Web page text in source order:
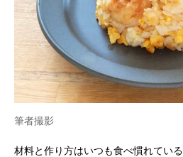
筆者撮影
材料と作り方はいつも食べ慣れている